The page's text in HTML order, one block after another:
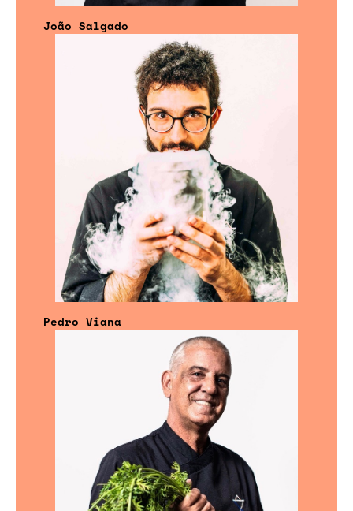
João Salgado
Pedro Viana